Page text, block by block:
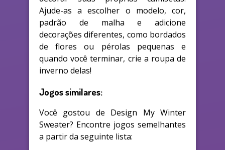
Ajude-as a escolher o modelo, cor,
padrão de malha e adicione
decorações diferentes, como bordados
de flores ou pérolas pequenas e
quando você terminar, crie a roupa de
inverno delas!
Jogos similares:
Você gostou de Design My Winter
Sweater? Encontre jogos semelhantes
a partir da seguinte lista: